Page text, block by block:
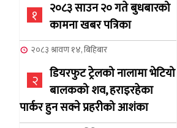
१
२०८३ साउन २० गते बुधबारको
कामना खबर पत्रिका
२०८३ श्रावण १४, बिहिबार
२
डियरफुट ट्रेलको नालामा भेटियो
बालकको शव, हराइरहेका
पार्कर हुन सक्ने प्रहरीको आशंका